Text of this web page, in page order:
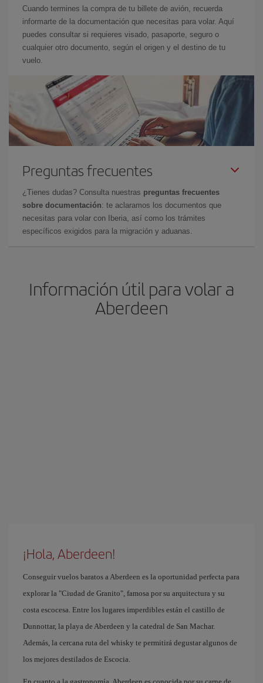
Cuando termines la compra de tu billete de avión, recuerda
informarte de la documentación que necesitas para volar. Aquí
puedes consultar si requieres visado, pasaporte, seguro o
cualquier otro documento, según el origen y el destino de tu
vuelo.
Preguntas frecuentes
¿Tienes dudas? Consulta nuestras preguntas frecuentes
sobre documentación: te aclaramos los documentos que
necesitas para volar con Iberia, así como los trámites
específicos exigidos para la migración y aduanas.
Información útil para volar a
Aberdeen
¡Hola, Aberdeen!
Conseguir vuelos baratos a Aberdeen es la oportunidad perfecta para
explorar la "Ciudad de Granito", famosa por su arquitectura y su
costa escocesa. Entre los lugares imperdibles están el castillo de
Dunnottar, la playa de Aberdeen y la catedral de San Machar.
Además, la cercana ruta del whisky te permitirá degustar algunos de
los mejores destilados de Escocia.